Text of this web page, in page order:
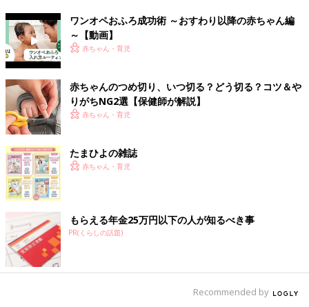
ワンオペおふろ成功術 ～おすわり以降の赤ちゃん編
～【動画】
赤ちゃん・育児
赤ちゃんのつめ切り、いつ切る？どう切る？コツ＆や
りがちNG2選【保健師が解説】
赤ちゃん・育児
たまひよの雑誌
赤ちゃん・育児
もらえる年金25万円以下の人が知るべき事
PR(くらしの話題)
Recommended by